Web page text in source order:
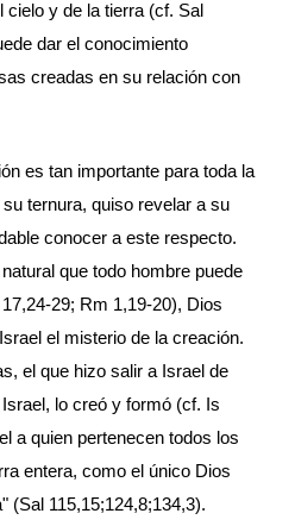
y de la tierra (cf. Sal
dar el conocimiento
creadas en su relación con
es tan importante para toda la
ternura, quiso revelar a su
conocer a este respecto.
que todo hombre puede
29; Rm 1,19-20), Dios
el misterio de la creación.
el que hizo salir a Israel de
lo creó y formó (cf. Is
a quien pertenecen todos los
entera, como el único Dios
(Sal 115,15;124,8;134,3).